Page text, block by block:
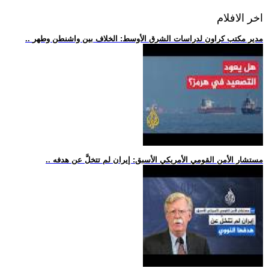
اخر الافلام
.. مدير مكتب كراون لدراسات الشرق الأوسط: الخلاف بين واشنطن وطهر
.. مستشار الأمن القومي الأمريكي الأسبق: إيران لم تتخلَّ عن هدفه